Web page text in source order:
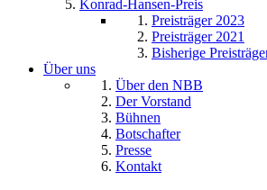
Konrad-Hansen-Preis
Preisträger 2023
Preisträger 2021
Bisherige
Über uns
Über den NBB
Der Vorstand
Bühnen
Botschafter
Presse
Kontakt